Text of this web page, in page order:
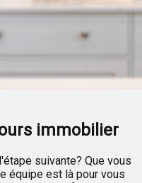
immobilier
suivante? Que vous
équipe est là pour vous